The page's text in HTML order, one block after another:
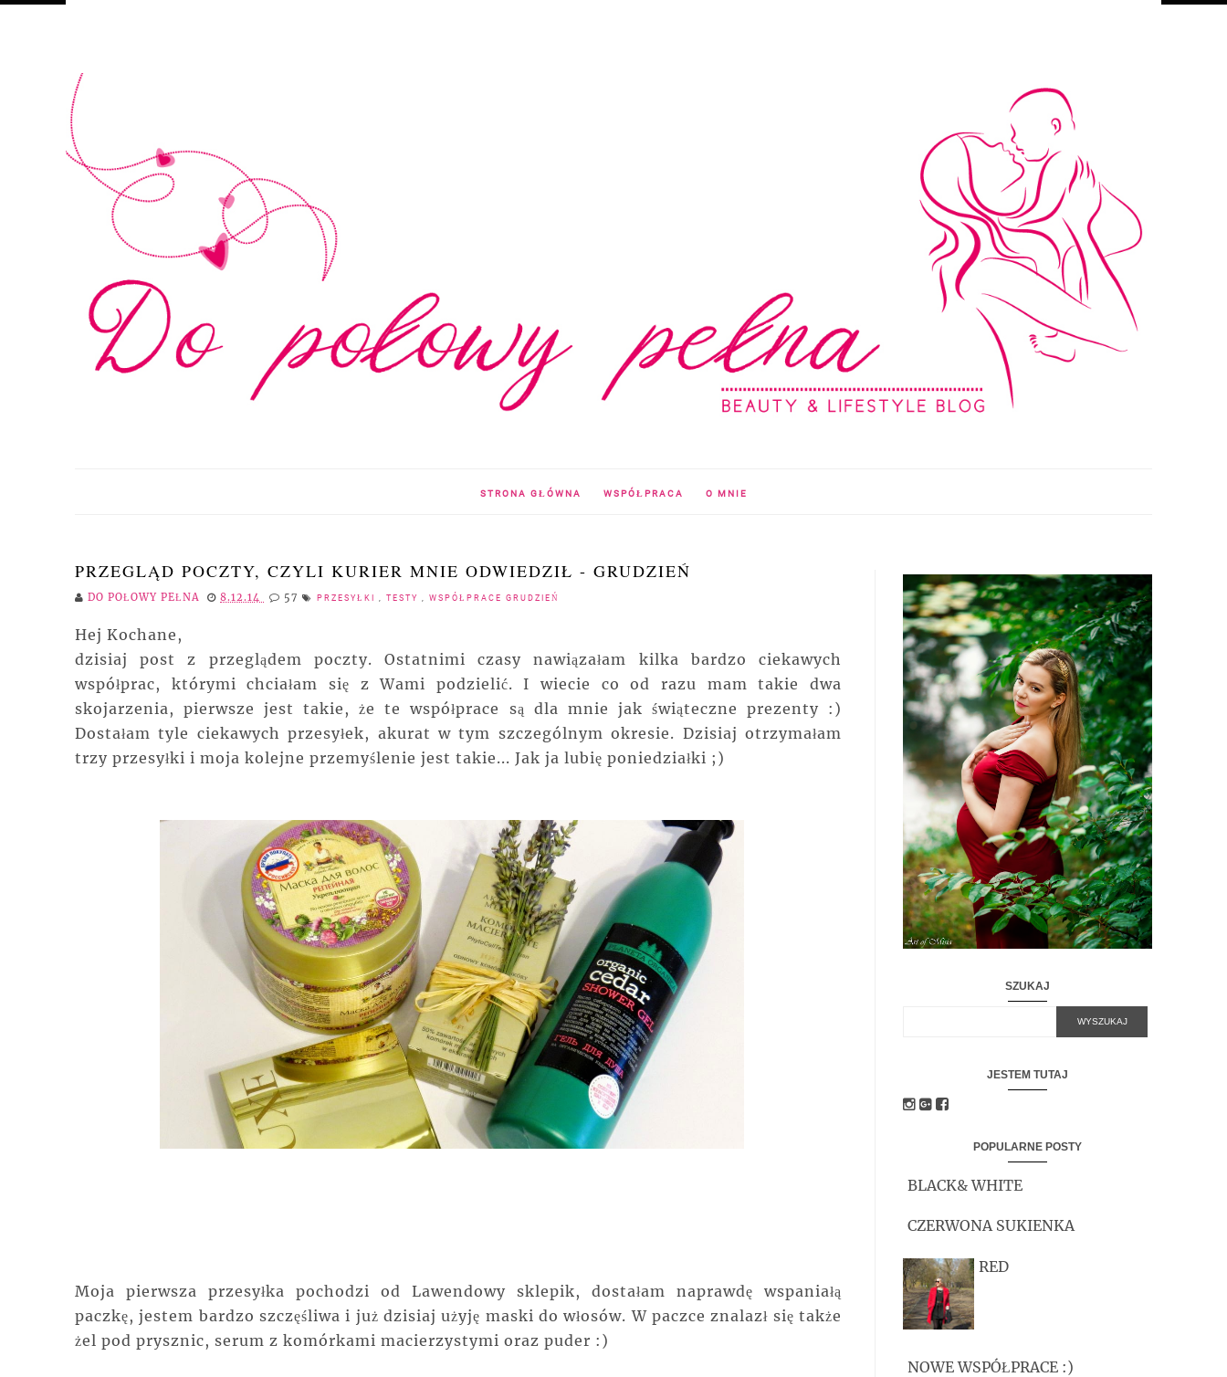
STRONA GŁÓWNA WSPÓŁPRACA O MNIE
PRZEGLĄD POCZTY, CZYLI KURIER MNIE ODWIEDZIŁ - GRUDZIEŃ
DO POŁOWY PEŁNA 8.12.14 57 PRZESYŁKI , TESTY , WSPÓŁPRACE GRUDZIEŃ
Hej Kochane,
dzisiaj post z przeglądem poczty. Ostatnimi czasy nawiązałam kilka bardzo ciekawych
współprac, którymi chciałam się z Wami podzielić. I wiecie co od razu mam takie dwa
skojarzenia, pierwsze jest takie, że te współprace są dla mnie jak świąteczne prezenty :)
Dostałam tyle ciekawych przesyłek, akurat w tym szczególnym okresie. Dzisiaj otrzymałam
trzy przesyłki i moja kolejne przemyślenie jest takie... Jak ja lubię poniedziałki ;)
Moja pierwsza przesyłka pochodzi od Lawendowy sklepik, dostałam naprawdę wspaniałą
paczkę, jestem bardzo szczęśliwa i już dzisiaj użyję maski do włosów. W paczce znalazł się także
żel pod prysznic, serum z komórkami macierzystymi oraz puder :)
SZUKAJ
JESTEM TUTAJ
POPULARNE POSTY
BLACK& WHITE
CZERWONA SUKIENKA
RED
NOWE WSPÓŁPRACE :)